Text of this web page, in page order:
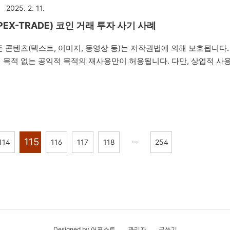
사람을 기망하여 재물..
2025. 2. 11.
TRADE) 코인 거래 투자 사기 사례
콘텐츠(텍스트, 이미지, 동영상 등)는 저작권법에 의해 보호됩니다
적 없는 공익적 목적의 재사용만이 허용됩니다. 다만, 상업적 사
고 합니다. 제347조(..
115 116 117 118 ··· 254